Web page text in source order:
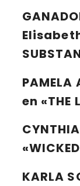
PAMELA
en «THE
KARLA